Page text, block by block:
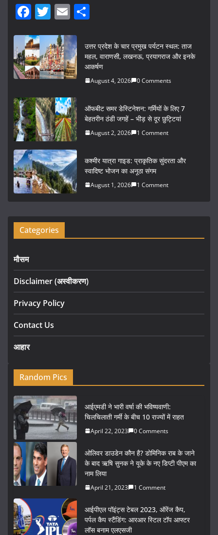
F
c
e
b
o
k
T
itt
er
E
ai
l
ar
e
उत्तर प्रदेश के चार प्रमुख पर्यटन स्थल: ताज
महल, वाराणसी, लखनऊ, प्रयागराज और इनके
आकर्षण
August 4, 2026 0 Comments
ऑफबीट समर डेस्टिनेशन: गर्मियों के लिए 7
बेहतरीन ठंडी जगहें – भीड़ से दूर छुट्टियां
August 2, 2026 1 Comment
कश्मीर यात्रा गाइड: प्राकृतिक सुंदरता और
स्वादिष्ट भोजन का अनूठा संगम
August 1, 2026 1 Comment
Categories
मौसम
Disclaimer (अस्वीकरण)
Privacy Policy
Contact Us
आहार
Random Pics
आईएमडी ने भारी वर्षा की भविष्यवाणी:
चिलचिलाती गर्मी के बीच 10 राज्यों में राहत
April 22, 2023 0 Comments
ओलिवर डाउडेन कौन है? डोमिनिक राब के जाने
के बाद ऋषि सुनक ने यूके के नए डिप्टी पीएम का
नाम लिया
April 21, 2023 1 Comment
आईपीएल पॉइंट्स टेबल 2023, ऑरेंज कैप,
पर्पल कैप स्टैंडिंग: आरआर स्टिल टॉप आफ्टर
लॉस बनाम एलएसजी